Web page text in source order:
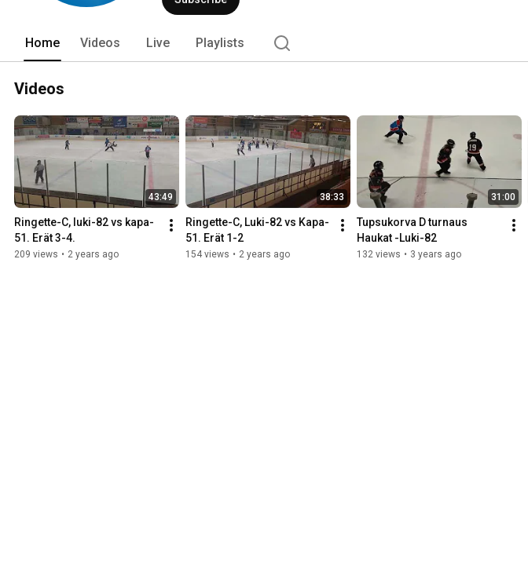
Home Videos Live Playlists
Videos
43:49
Ringette-C, luki-82 vs kapa-
51. Erät 3-4.
209 views • 2 years ago
38:33
Ringette-C, Luki-82 vs Kapa-
51. Erät 1-2
154 views • 2 years ago
31:00
Tupsukorva D turnaus
Haukat -Luki-82
132 views • 3 years ago